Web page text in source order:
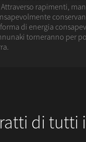
rapimenti,
di energia
torneranno per
di tutti